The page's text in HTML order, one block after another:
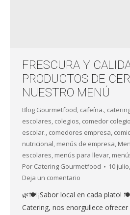
FRESCURA Y
PRODUCTOS DE
NUESTRO MENÚ
Blog Gourmetfood, cafeína.,
escolares, colegios, comedor
escolar., comedores empresa,
nutricional, menús de empresa,
escolares, menús para llevar,
Por Catering Gourmetfood
10
Deja un comentario
🌿🍽️ ¡Sabor local en cada plato!
Catering, nos enorgullece